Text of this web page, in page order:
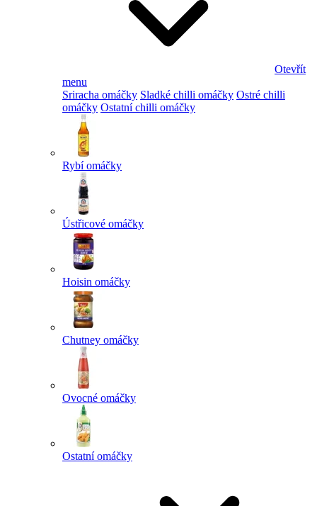
Otevřít
menu
Sriracha omáčky Sladké chilli omáčky Ostré chilli
omáčky Ostatní chilli omáčky
Rybí omáčky
Ústřicové omáčky
Hoisin omáčky
Chutney omáčky
Ovocné omáčky
Ostatní omáčky